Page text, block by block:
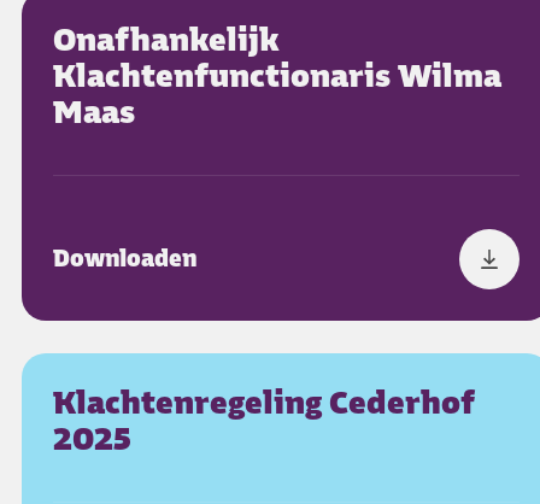
Onafhankelijk
Klachtenfunctionaris Wilma
Maas
Downloaden
Klachtenregeling Cederhof
2025